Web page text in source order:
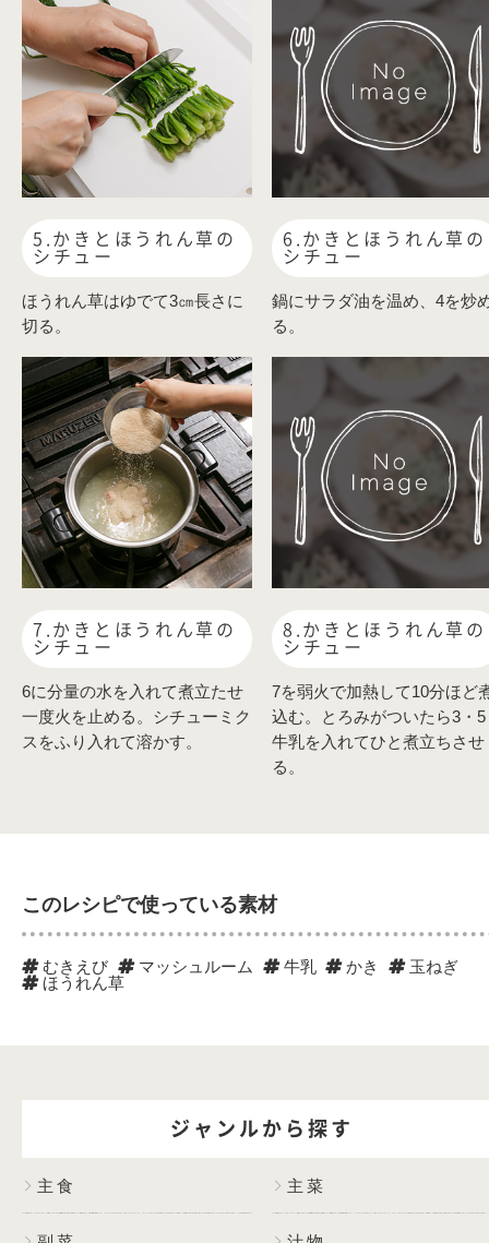
5.かきとほうれん草の
シチュー
ほうれん草はゆでて3㎝長さに
切る。
6.かきとほうれん草の
シチュー
鍋にサラダ油を温め、4を炒
る。
7.かきとほうれん草の
シチュー
6に分量の水を入れて煮立たせ
一度火を止める。シチューミク
スをふり入れて溶かす。
8.かきとほうれん草の
シチュー
7を弱火で加熱して10分ほど
込む。とろみがついたら3・5
牛乳を入れてひと煮立ちさせ
る。
このレシピで使っている素材
むきえび マッシュルーム 牛乳 かき
玉ねぎ
ほうれん草
ジャンルから探す
主食 主菜